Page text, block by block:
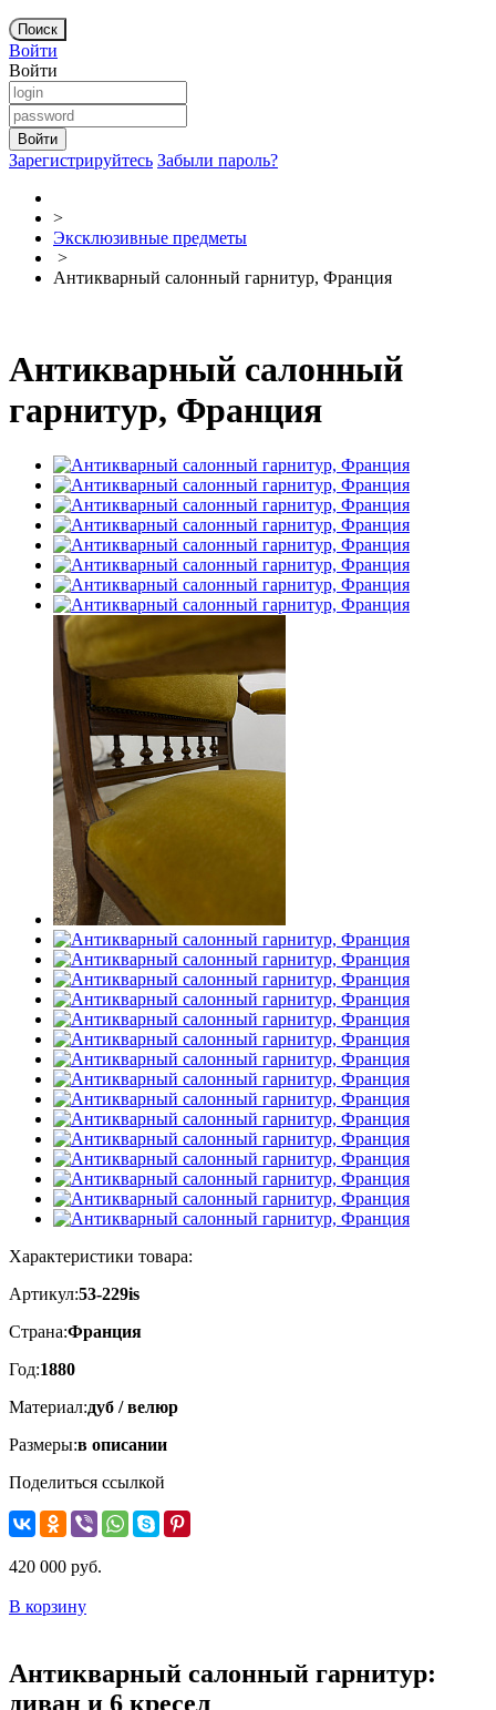
Войти
Войти
Зарегистрируйтесь Забыли пароль?
>
Эксклюзивные предметы
>
Антикварный салонный гарнитур, Франция
Антикварный салонный
гарнитур, Франция
Характеристики товара:
Артикул:53-229is
Страна:Франция
Год:1880
Материал:дуб / велюр
Размеры:в описании
Поделиться ссылкой
420 000 руб.
В корзину
Антикварный салонный гарнитур:
диван и 6 кресел